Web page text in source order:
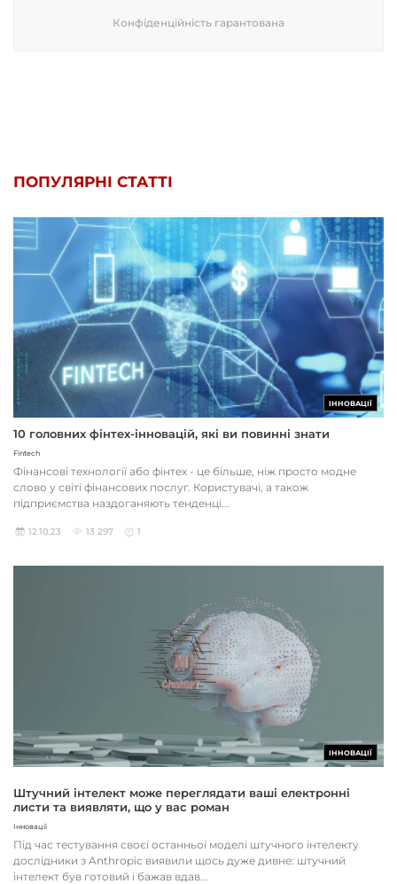
Конфіденційність гарантована
ПОПУЛЯРНІ СТАТТІ
ІННОВАЦІЇ
10 головних фінтех-інновацій, які ви повинні знати
Fintech
Фінансові технології або фінтех - це більше, ніж просто модне
слово у світі фінансових послуг. Користувачі, а також
підприємства наздоганяють тенденці...
12.10.23 13 297 1
ІННОВАЦІЇ
Штучний інтелект може переглядати ваші електронні
листи та виявляти, що у вас роман
Інновації
Під час тестування своєї останньої моделі штучного інтелекту
дослідники з Anthropic виявили щось дуже дивне: штучний
інтелект був готовий і бажав вдав...